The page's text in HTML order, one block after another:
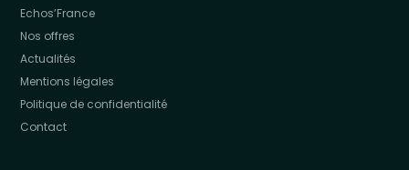
Echos’France
Nos offres
Actualités
Mentions légales
Politique de confidentialité
Contact